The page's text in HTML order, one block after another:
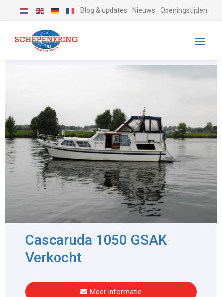
Blog & updates Nieuws Openingstijden
Cascaruda 1050 GSAK-
Verkocht
Meer informatie